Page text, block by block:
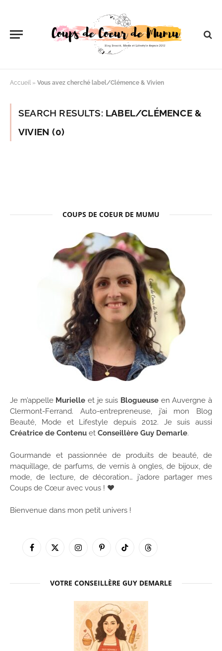
Accueil » Vous avez cherché label/Clémence & Vivien
SEARCH RESULTS: LABEL/CLÉMENCE &
VIVIEN (0)
COUPS DE COEUR DE MUMU
Je m’appelle Murielle et je suis Blogueuse en Auvergne à
Clermont-Ferrand. Auto-entrepreneuse, j’ai mon Blog
Beauté, Mode et Lifestyle depuis 2012. Je suis aussi
Créatrice de Contenu et Conseillère Guy Demarle.
Gourmande et passionnée de produits de beauté, de
maquillage, de parfums, de vernis à ongles, de bijoux, de
mode, de lecture, de décoration… j’adore partager mes
Coups de Cœur avec vous ! ♥
Bienvenue dans mon petit univers !
Facebook
X
InstagramPinterestTikTok Threads
VOTRE CONSEILLÈRE GUY DEMARLE